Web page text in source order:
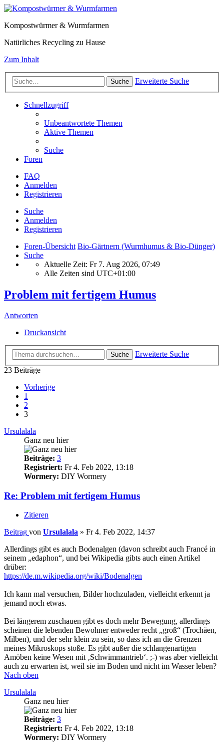
Kompostwürmer & Wurmfarmen
Natürliches Recycling zu Hause
Zum Inhalt
Suche Erweiterte Suche
Schnellzugriff
Unbeantwortete Themen
Aktive Themen
Suche
Foren
FAQ
Anmelden
Registrieren
Suche
Anmelden
Registrieren
Foren-Übersicht Bio-Gärtnern (Wurmhumus & Bio-Dünger)
Suche
Aktuelle Zeit: Fr 7. Aug 2026, 07:49
Alle Zeiten sind UTC+01:00
Problem mit fertigem Humus
Antworten
Druckansicht
Suche
Erweiterte Suche
23 Beiträge
Vorherige
1
2
3
Ursulalala
Ganz neu hier
Beiträge: 3
Registriert: Fr 4. Feb 2022, 13:18
Wormery: DIY Wormery
Re: Problem mit fertigem Humus
Zitieren
Beitrag von Ursulalala » Fr 4. Feb 2022, 14:37
Allerdings gibt es auch Bodenalgen (davon schreibt auch Francé in
seinem „edaphon“, und bei Wikipedia gibts auch einen Artikel
drüber:
https://de.m.wikipedia.org/wiki/Bodenalgen
Ich kann mal versuchen, Bilder hochzuladen, vielleicht erkennt ja
jemand noch etwas.
Bei längerem zuschauen gibt es doch mehr Bewegung, allerdings
scheinen die lebenden Bewohner entweder recht „groß“ (Trochäen,
Milben), und der sehr klein zu sein, so dass ich an die Grenzen
meines Mikroskops stoße. Es gibt außer die schlangenartigen
Amöben keine Wesen mit ‚Schwimmantrieb‘. ;-) was aber vielleicht
auch zu erwarten ist, weil sie im Boden und nicht im Wasser leben?
Nach oben
Ursulalala
Ganz neu hier
Beiträge: 3
Registriert: Fr 4. Feb 2022, 13:18
Wormery: DIY Wormery